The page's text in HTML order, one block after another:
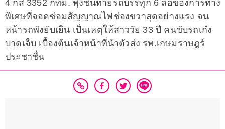
4 กส 3352 กทม. พุ่งชนท้ายรถบรรทุก 6 ล้อของการทาง
พิเศษที่จอดซ่อมสัญญาณไฟช่องขวาสุดอย่างแรง จน
หน้ารถพังยับเยิน เป็นเหตุให้สาววัย 33 ปี คนขับรถเก๋ง
บาดเจ็บ เบื้องต้นเจ้าหน้าที่นำตัวส่ง รพ.เกษมราษฎร์
ประชาชื่น